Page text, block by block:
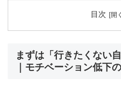
目次
まずは「行きたくない
｜モチベーション低下